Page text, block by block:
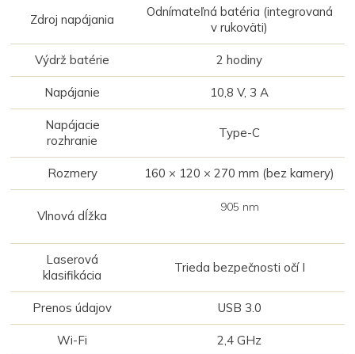
Zdroj napájania
Odnímateľná batéria (integrovaná
v rukoväti)
Výdrž batérie 2 hodiny
Napájanie 10,8 V, 3 A
Napájacie
rozhranie
Type-C
Rozmery 160 × 120 × 270 mm (bez kamery)
Vlnová dĺžka
905 nm
Laserová
klasifikácia
Trieda bezpečnosti očí I
Prenos údajov USB 3.0
Wi-Fi 2,4 GHz